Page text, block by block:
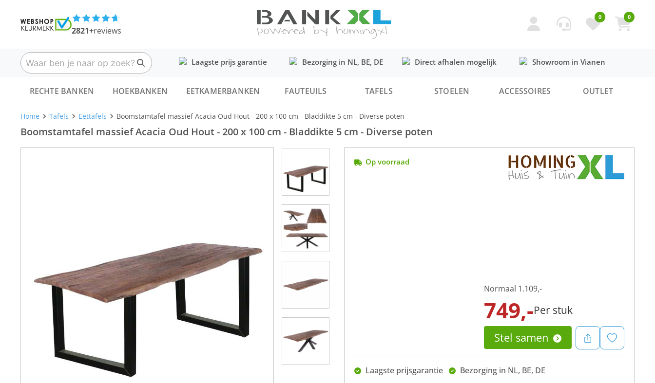
2821+reviews
0 0
Laagste prijs garantie Bezorging in NL, BE, DE Direct afhalen mogelijk Showroom in Vianen
RECHTE BANKEN HOEKBANKEN EETKAMERBANKEN FAUTEUILS TAFELS STOELEN ACCESSOIRES OUTLET
Home Tafels Eettafels Boomstamtafel massief Acacia Oud Hout - 200 x 100 cm - Bladdikte 5 cm - Diverse poten
Boomstamtafel massief Acacia Oud Hout - 200 x 100 cm - Bladdikte 5 cm - Diverse poten
Op voorraad
Normaal 1.109,-
749,-Per stuk
Stel samen
Laagste prijsgarantie
Bezorging in NL, BE, DE